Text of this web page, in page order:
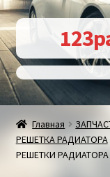
Перейти
к
навигации
Перейти
к
содержимому
Главная
РЕШЕТКА РАДИАТОРА
РЕШЕТКИ